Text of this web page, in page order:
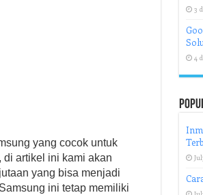
yang cocok untuk
di artikel ini kami akan
yang bisa menjadi
ini tetap memiliki
3
4